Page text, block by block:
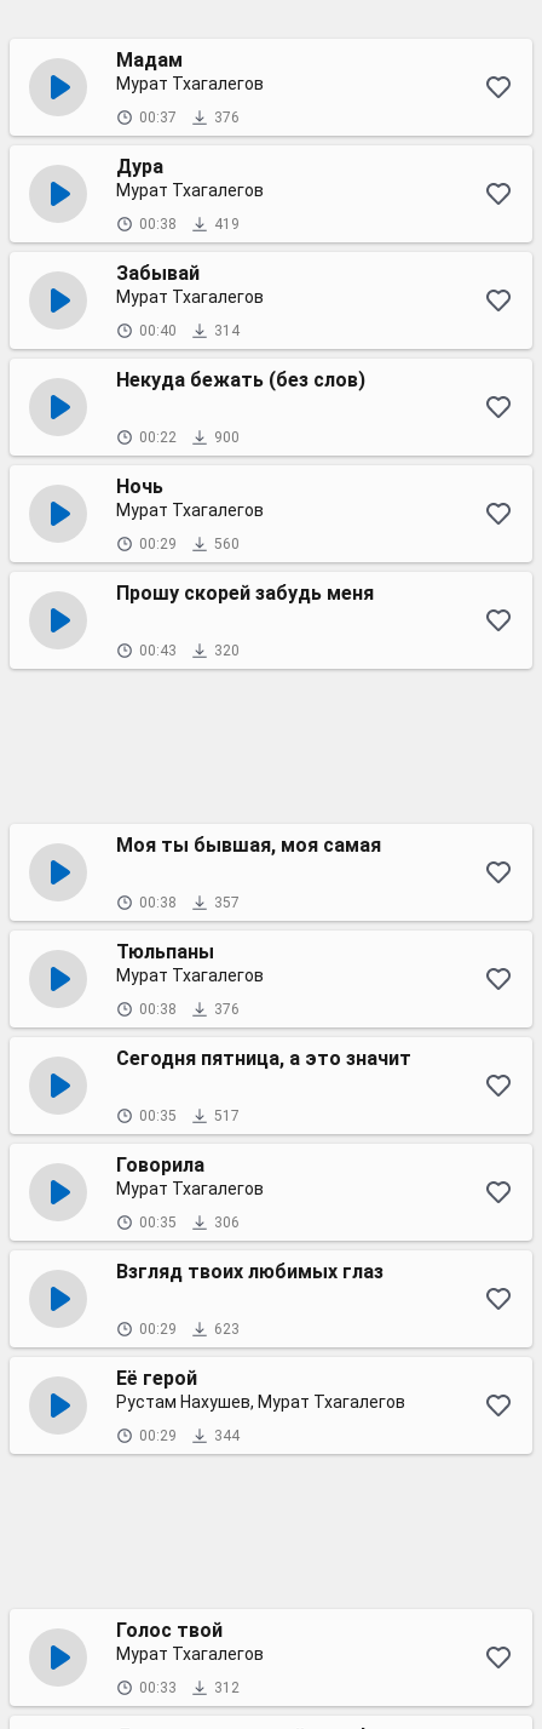
Мадам
Мурат Тхагалегов
00:37 376
Дура
Мурат Тхагалегов
00:38 419
Забывай
Мурат Тхагалегов
00:40 314
Некуда бежать (без слов)
00:22 900
Ночь
Мурат Тхагалегов
00:29 560
Прошу скорей забудь меня
00:43 320
Моя ты бывшая, моя самая
00:38 357
Тюльпаны
Мурат Тхагалегов
00:38 376
Сегодня пятница, а это значит
00:35 517
Говорила
Мурат Тхагалегов
00:35 306
Взгляд твоих любимых глаз
00:29 623
Её герой
Рустам Нахушев, Мурат Тхагалегов
00:29 344
Голос твой
Мурат Тхагалегов
00:33 312